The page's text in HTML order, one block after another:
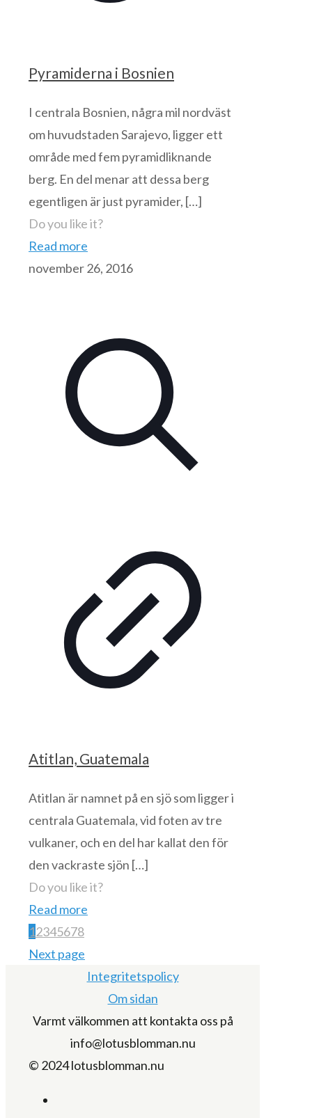
Pyramiderna i Bosnien
I centrala Bosnien, några mil nordväst
om huvudstaden Sarajevo, ligger ett
område med fem pyramidliknande
berg. En del menar att dessa berg
egentligen är just pyramider, […]
Do you like it?
Read more
november 26, 2016
Atitlan, Guatemala
Atitlan är namnet på en sjö som ligger i
centrala Guatemala, vid foten av tre
vulkaner, och en del har kallat den för
den vackraste sjön […]
Do you like it?
Read more
12345678
Next page
Integritetspolicy
Om sidan
Varmt välkommen att kontakta oss på
info@lotusblomman.nu
© 2024 lotusblomman.nu